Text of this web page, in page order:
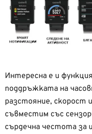
Интересна е и
поддръжката на
разстояние, скорост
съвместим със
сърдечна честота за